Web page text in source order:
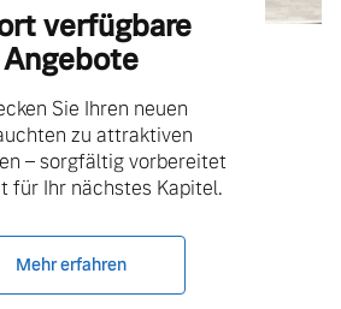
verfügbare
Angebote
Sie Ihren neuen
zu attraktiven
– sorgfältig vorbereitet
für Ihr nächstes Kapitel.
Mehr erfahren